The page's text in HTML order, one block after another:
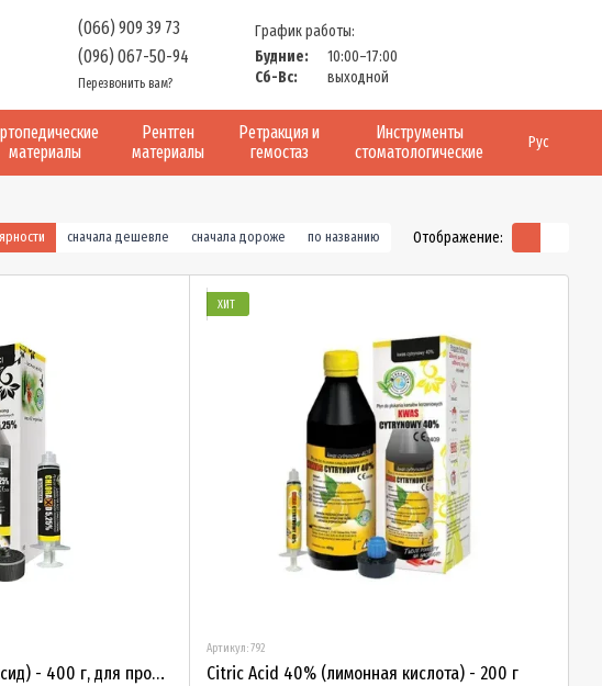
(066) 909 39 73
(096) 067-50-94
Перезвонить вам?
График работы:
Будние:
10:00–17:00
Сб-Вс:
выходной
материалы
Рентген
материалы
Ретракция и
гемостаз
Инструменты
стоматологические
Рус
сначала дешевле сначала дороже по названию Отображение:
Chloraxid 5.25% (Хлораксид) - 400 г, для промывания корневых каналов
ХИТ
Артикул: 792
Citric Acid 40% (лимонная кислота) - 200 г